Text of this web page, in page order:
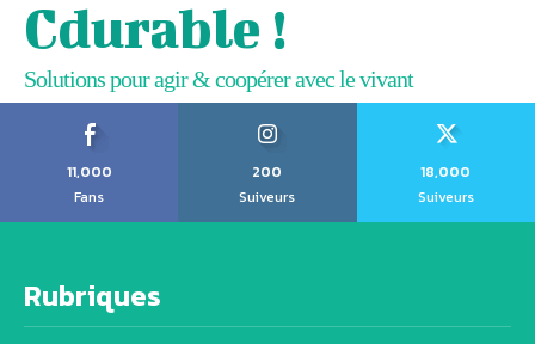
Cdurable !
Solutions pour agir & coopérer avec le vivant
11,000
Fans
200
Suiveurs
18,000
Suiveurs
Rubriques